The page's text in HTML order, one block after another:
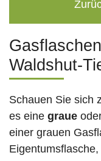
Waldshut-
Schauen Sie sich
es eine graue
einer grauen